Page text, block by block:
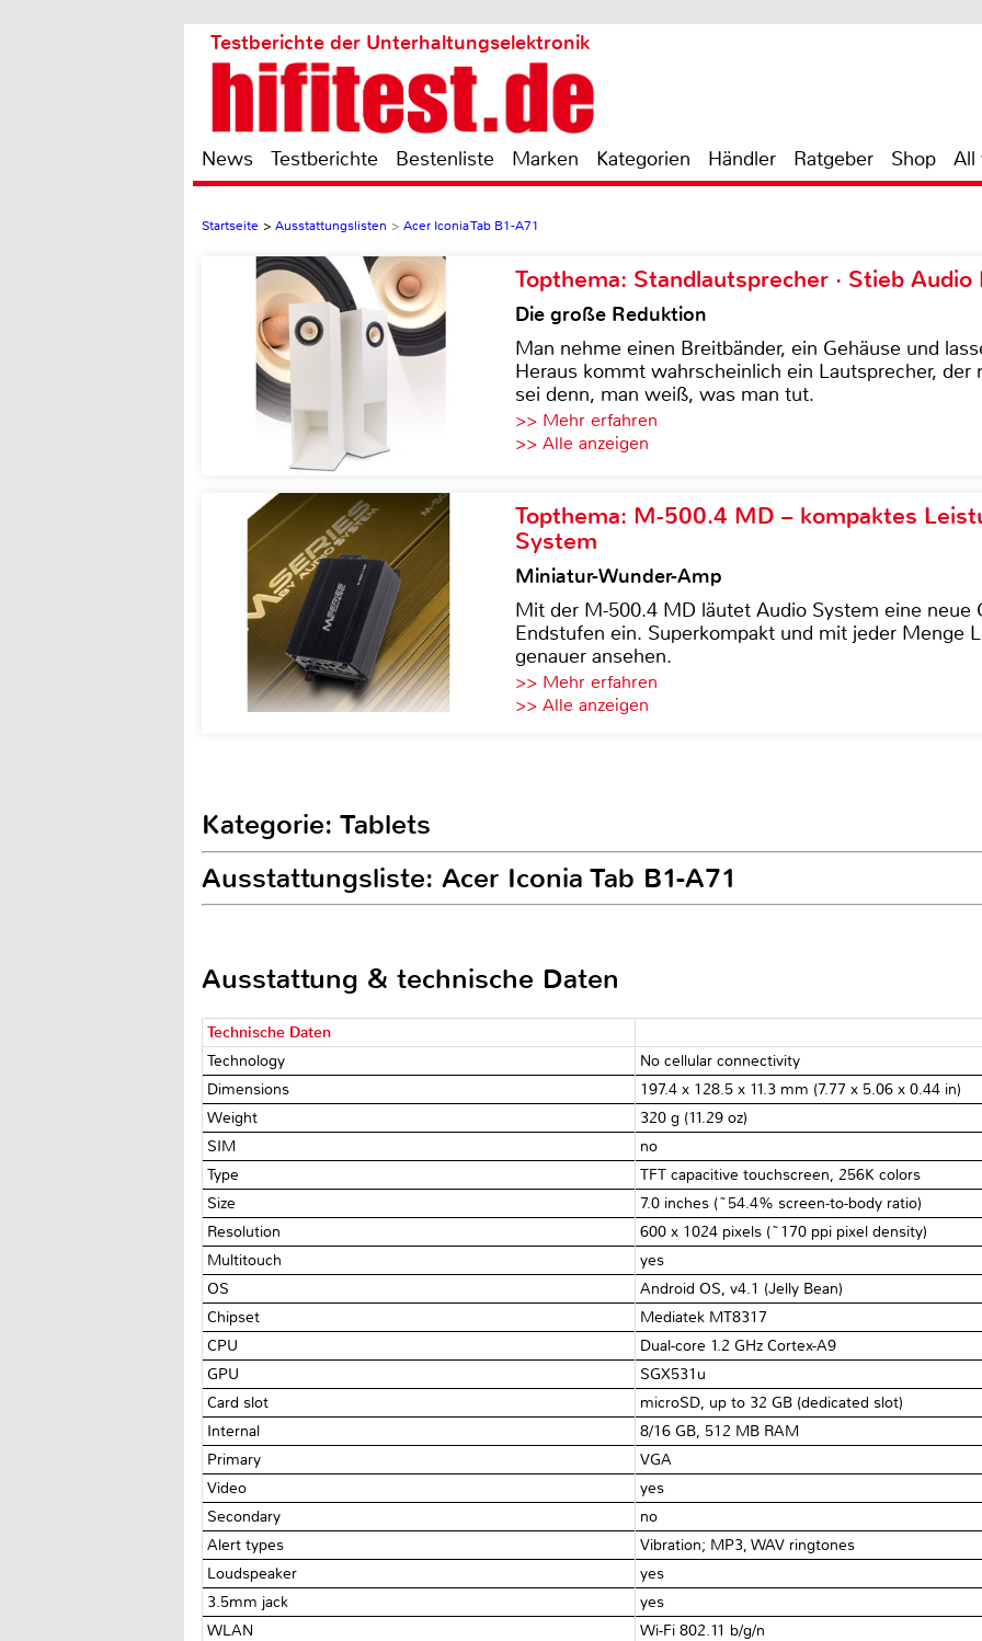
Testberichte der Unterhaltungselektronik
News Testberichte Bestenliste Marken Kategorien Händler Ratgeber Shop All
Startseite > Ausstattungslisten > Acer Iconia Tab B1-A71
Topthema: Standlautsprecher · Stieb Audio
Die große Reduktion
Man nehme einen Breitbänder, ein Gehäuse und
Heraus kommt wahrscheinlich ein Lautsprecher,
sei denn, man weiß, was man tut.
>> Mehr erfahren
>> Alle anzeigen
Topthema: M-500.4 MD – kompaktes
System
Miniatur-Wunder-Amp
Mit der M-500.4 MD läutet Audio System eine neue
Endstufen ein. Superkompakt und mit jeder Menge
genauer ansehen.
>> Mehr erfahren
>> Alle anzeigen
Kategorie: Tablets
Ausstattungsliste: Acer Iconia Tab B1-A71
Ausstattung & technische Daten
Technische Daten
Technology
No cellular connectivity
Dimensions
197.4 x 128.5 x 11.3 mm (7.77 x 5.06 x 0.44 in)
Weight
320 g (11.29 oz)
SIM
no
Type
TFT capacitive touchscreen, 256K colors
Size
7.0 inches (~54.4% screen-to-body ratio)
Resolution
600 x 1024 pixels (~170 ppi pixel density)
Multitouch
yes
OS
Android OS, v4.1 (Jelly Bean)
Chipset
Mediatek MT8317
CPU
Dual-core 1.2 GHz Cortex-A9
GPU
SGX531u
Card slot
microSD, up to 32 GB (dedicated slot)
Internal
8/16 GB, 512 MB RAM
Primary
VGA
Video
yes
Secondary
no
Alert types
Vibration; MP3, WAV ringtones
Loudspeaker
yes
3.5mm jack
yes
WLAN
Wi-Fi 802.11 b/g/n